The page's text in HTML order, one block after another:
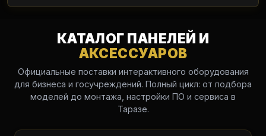
КАТАЛОГ ПАНЕЛЕЙ И
АКСЕССУАРОВ
Официальные поставки интерактивного оборудования
для бизнеса и госучреждений. Полный цикл: от подбора
моделей до монтажа, настройки ПО и сервиса в
Таразе.